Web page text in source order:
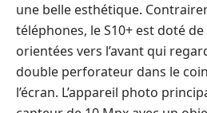
une belle esthétique.
téléphones, le S10+ est doté
orientées vers l’avant qui
double perforateur dans le
l’écran. L’appareil photo